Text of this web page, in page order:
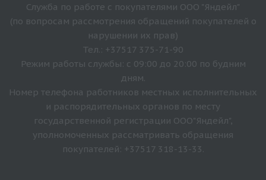
Служба по работе с покупателями ООО "Яндейл"
(по вопросам рассмотрения обращений покупателей о
нарушении их прав)
Тел.: +37517 375-71-90
Режим работы службы: с 09:00 до 20:00 по будним
дням.
Номер телефона работников местных исполнительных
и распорядительных органов по месту
государственной регистрации ООО"Яндейл",
уполномоченных рассматривать обращения
покупателей: +37517 318-13-33.